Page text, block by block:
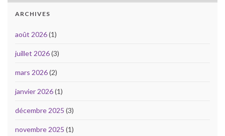
ARCHIVES
août 2026(1)
juillet 2026(3)
mars 2026(2)
janvier 2026(1)
décembre 2025 (3)
novembre 2025 (1)